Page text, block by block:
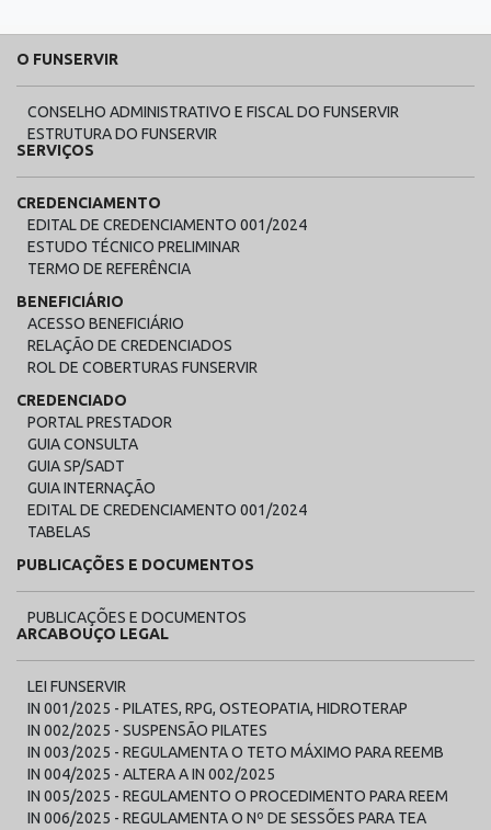
O FUNSERVIR
CONSELHO ADMINISTRATIVO E FISCAL DO FUNSERVIR
ESTRUTURA DO FUNSERVIR
SERVIÇOS
CREDENCIAMENTO
EDITAL DE CREDENCIAMENTO 001/2024
ESTUDO TÉCNICO PRELIMINAR
TERMO DE REFERÊNCIA
BENEFICIÁRIO
ACESSO BENEFICIÁRIO
RELAÇÃO DE CREDENCIADOS
ROL DE COBERTURAS FUNSERVIR
CREDENCIADO
PORTAL PRESTADOR
GUIA CONSULTA
GUIA SP/SADT
GUIA INTERNAÇÃO
EDITAL DE CREDENCIAMENTO 001/2024
TABELAS
PUBLICAÇÕES E DOCUMENTOS
PUBLICAÇÕES E DOCUMENTOS
ARCABOUÇO LEGAL
LEI FUNSERVIR
IN 001/2025 - PILATES, RPG, OSTEOPATIA, HIDROTERAP
IN 002/2025 - SUSPENSÃO PILATES
IN 003/2025 - REGULAMENTA O TETO MÁXIMO PARA REEMB
IN 004/2025 - ALTERA A IN 002/2025
IN 005/2025 - REGULAMENTO O PROCEDIMENTO PARA REEM
IN 006/2025 - REGULAMENTA O Nº DE SESSÕES PARA TEA